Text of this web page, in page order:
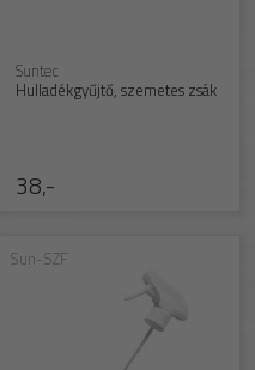
38,-
Suntec
Hulladékgyűjtő, szemetes zsák
Sun-SZF